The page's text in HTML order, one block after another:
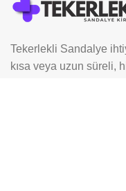
Tekerlekli Sandalye
kısa veya uzun süreli,